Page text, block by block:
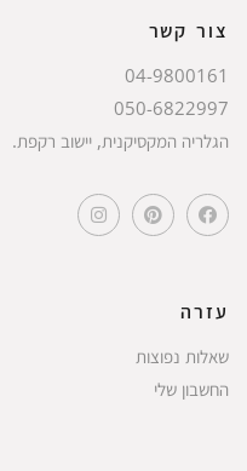
צור קשר
04-9800161
050-6822997
הגלריה המקסיקנית, יישוב רקפת.
עזרה
שאלות נפוצות
החשבון שלי